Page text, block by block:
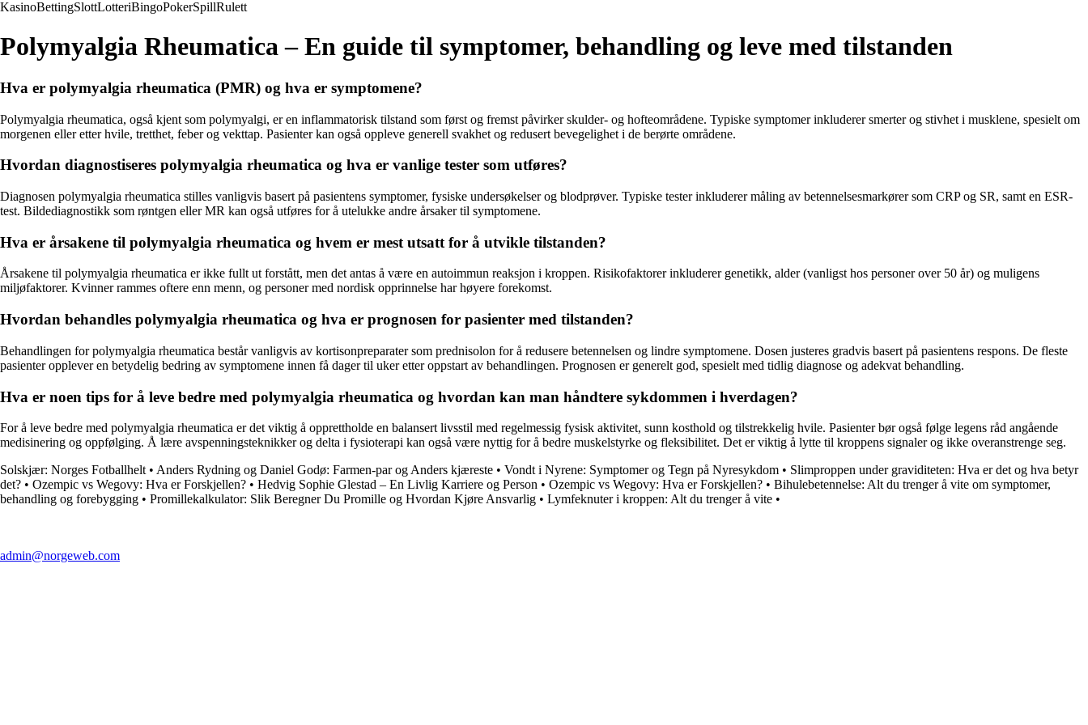
KasinoBettingSlottLotteriBingoPokerSpillRulett
Polymyalgia Rheumatica – En guide til symptomer, behandling og leve med tilstanden
Hva er polymyalgia rheumatica (PMR) og hva er symptomene?
Polymyalgia rheumatica, også kjent som polymyalgi, er en inflammatorisk tilstand som først og fremst påvirker skulder- og hofteområdene. Typiske symptomer inkluderer smerter og stivhet i musklene, spesielt om
morgenen eller etter hvile, tretthet, feber og vekttap. Pasienter kan også oppleve generell svakhet og redusert bevegelighet i de berørte områdene.
Hvordan diagnostiseres polymyalgia rheumatica og hva er vanlige tester som utføres?
Diagnosen polymyalgia rheumatica stilles vanligvis basert på pasientens symptomer, fysiske undersøkelser og blodprøver. Typiske tester inkluderer måling av betennelsesmarkører som CRP og SR, samt en ESR-
test. Bildediagnostikk som røntgen eller MR kan også utføres for å utelukke andre årsaker til symptomene.
Hva er årsakene til polymyalgia rheumatica og hvem er mest utsatt for å utvikle tilstanden?
Årsakene til polymyalgia rheumatica er ikke fullt ut forstått, men det antas å være en autoimmun reaksjon i kroppen. Risikofaktorer inkluderer genetikk, alder (vanligst hos personer over 50 år) og muligens
miljøfaktorer. Kvinner rammes oftere enn menn, og personer med nordisk opprinnelse har høyere forekomst.
Hvordan behandles polymyalgia rheumatica og hva er prognosen for pasienter med tilstanden?
Behandlingen for polymyalgia rheumatica består vanligvis av kortisonpreparater som prednisolon for å redusere betennelsen og lindre symptomene. Dosen justeres gradvis basert på pasientens respons. De fleste
pasienter opplever en betydelig bedring av symptomene innen få dager til uker etter oppstart av behandlingen. Prognosen er generelt god, spesielt med tidlig diagnose og adekvat behandling.
Hva er noen tips for å leve bedre med polymyalgia rheumatica og hvordan kan man håndtere sykdommen i hverdagen?
For å leve bedre med polymyalgia rheumatica er det viktig å opprettholde en balansert livsstil med regelmessig fysisk aktivitet, sunn kosthold og tilstrekkelig hvile. Pasienter bør også følge legens råd angående
medisinering og oppfølging. Å lære avspenningsteknikker og delta i fysioterapi kan også være nyttig for å bedre muskelstyrke og fleksibilitet. Det er viktig å lytte til kroppens signaler og ikke overanstrenge seg.
Solskjær: Norges Fotballhelt • Anders Rydning og Daniel Godø: Farmen-par og Anders kjæreste • Vondt i Nyrene: Symptomer og Tegn på Nyresykdom • Slimproppen under graviditeten: Hva er det og hva betyr
det? • Ozempic vs Wegovy: Hva er Forskjellen? • Hedvig Sophie Glestad – En Livlig Karriere og Person • Ozempic vs Wegovy: Hva er Forskjellen? • Bihulebetennelse: Alt du trenger å vite om symptomer,
behandling og forebygging • Promillekalkulator: Slik Beregner Du Promille og Hvordan Kjøre Ansvarlig • Lymfeknuter i kroppen: Alt du trenger å vite •
admin@norgeweb.com